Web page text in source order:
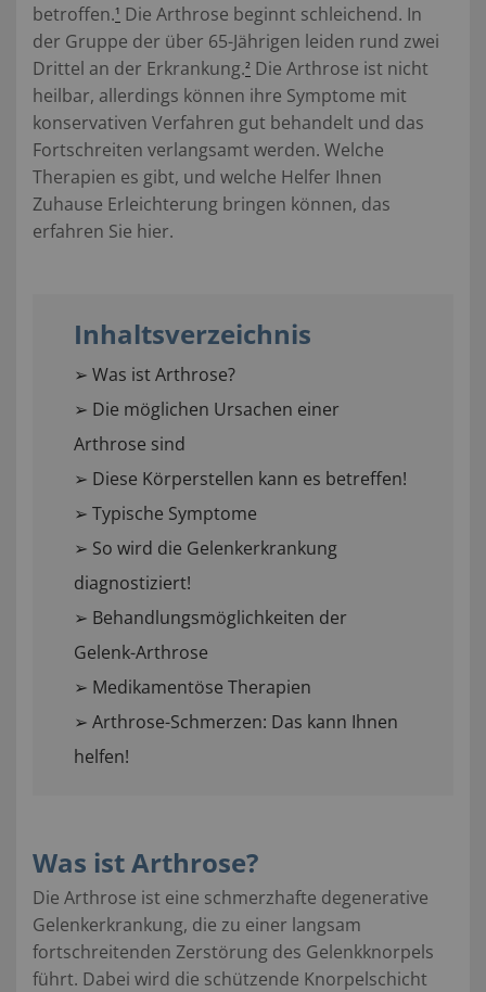
betroffen.¹ Die Arthrose beginnt schleichend. In
der Gruppe der über 65-Jährigen leiden rund zwei
Drittel an der Erkrankung.² Die Arthrose ist nicht
heilbar, allerdings können ihre Symptome mit
konservativen Verfahren gut behandelt und das
Fortschreiten verlangsamt werden. Welche
Therapien es gibt, und welche Helfer Ihnen
Zuhause Erleichterung bringen können, das
erfahren Sie hier.
Inhaltsverzeichnis
➢ Was ist Arthrose?
➢ Die möglichen Ursachen einer
Arthrose sind
➢ Diese Körperstellen kann es betreffen!
➢ Typische Symptome
➢ So wird die Gelenkerkrankung
diagnostiziert!
➢ Behandlungsmöglichkeiten der
Gelenk-Arthrose
➢ Medikamentöse Therapien
➢ Arthrose-Schmerzen: Das kann Ihnen
helfen!
Was ist Arthrose?
Die Arthrose ist eine schmerzhafte degenerative
Gelenkerkrankung, die zu einer langsam
fortschreitenden Zerstörung des Gelenkknorpels
führt. Dabei wird die schützende Knorpelschicht